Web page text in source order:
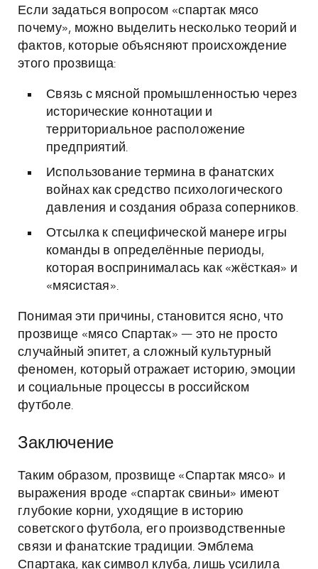
Если задаться вопросом «спартак мясо
почему», можно выделить несколько теорий и
фактов, которые объясняют происхождение
этого прозвища:
Связь с мясной промышленностью через
исторические коннотации и
территориальное расположение
предприятий.
Использование термина в фанатских
войнах как средство психологического
давления и создания образа соперников.
Отсылка к специфической манере игры
команды в определённые периоды,
которая воспринималась как «жёсткая» и
«мясистая».
Понимая эти причины, становится ясно, что
прозвище «мясо Спартак» — это не просто
случайный эпитет, а сложный культурный
феномен, который отражает историю, эмоции
и социальные процессы в российском
футболе.
Заключение
Таким образом, прозвище «Спартак мясо» и
выражения вроде «спартак свиньи» имеют
глубокие корни, уходящие в историю
советского футбола, его производственные
связи и фанатские традиции. Эмблема
Спартака, как символ клуба, лишь усилила